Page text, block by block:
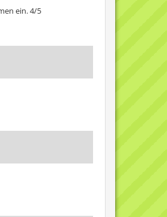
ein. 4/5